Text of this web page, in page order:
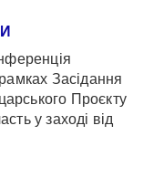
Засідання
Проєкту
у заході від